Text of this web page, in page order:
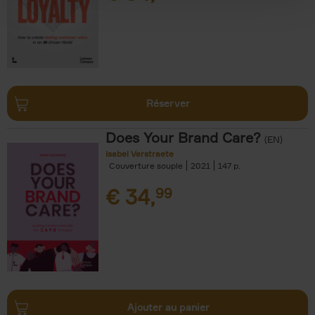
Réserver
Does Your Brand Care? (EN)
Isabel Verstraete
Couverture souple
2021 147
€ 34,99
Ajouter au panier